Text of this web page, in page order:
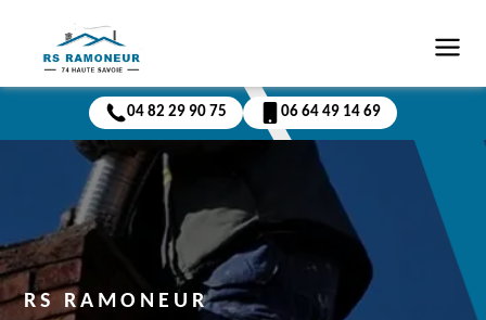
04 82 29 90 75 06 64 49 14 69
RS RAMONEUR